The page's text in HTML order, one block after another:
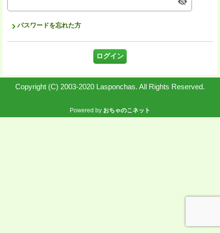
パスワードを忘れた方
Copyright (C) 2003-2020 Lasponchas. All Rights Reserved.
Powered by おちゃのこネット